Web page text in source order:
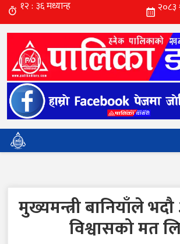
मुख्यमन्त्री बानियाँले भदौ
विश्वासको मत